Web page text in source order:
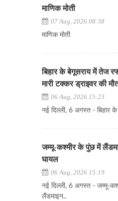
माणिक मोती
07 Aug, 2026 08:38
माणिक मोती
बिहार के बेगूसराय में तेज
मारी टक्कर ड्राइवर की
06 Aug, 2026 15:23
नई दिल्ली, 6 अगस्त - बिहार
जम्मू-कश्मीर के पुंछ में
घायल
06 Aug, 2026 15:19
नई दिल्ली, 6 अगस्त - जम्मू-
लैंडमाइन..